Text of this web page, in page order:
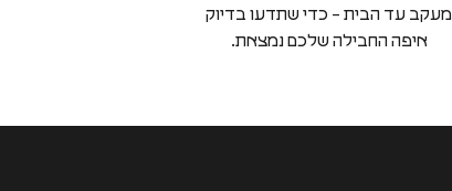
מעקב עד הבית – כדי שתדעו בדיוק
איפה החבילה שלכם נמצאת.